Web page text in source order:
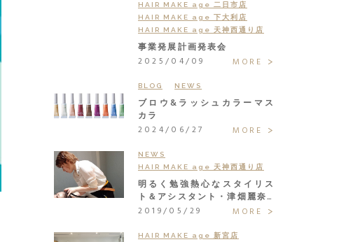
HAIR MAKE age 二日市店
HAIR MAKE age 下大利店
HAIR MAKE age 天神西通り店
事業発展計画発表会
2025/04/09 MORE
BLOG NEWS
ブロウ&ラッシュカラーマス
カラ
2024/06/27 MORE
NEWS
HAIR MAKE age 天神西通り店
明るく勉強熱心なスタイリス
ト＆アシスタント・津畑麗奈…
2019/05/29 MORE
HAIR MAKE age 新宮店